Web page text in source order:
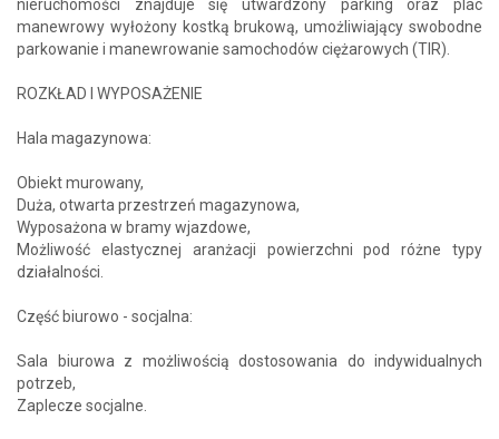
nieruchomości znajduje się utwardzony parking oraz plac
manewrowy wyłożony kostką brukową, umożliwiający swobodne
parkowanie i manewrowanie samochodów ciężarowych (TIR).
ROZKŁAD I WYPOSAŻENIE
Hala magazynowa:
Obiekt murowany,
Duża, otwarta przestrzeń magazynowa,
Wyposażona w bramy wjazdowe,
Możliwość elastycznej aranżacji powierzchni pod różne typy
działalności.
Część biurowo - socjalna:
Sala biurowa z możliwością dostosowania do indywidualnych
potrzeb,
Zaplecze socjalne.